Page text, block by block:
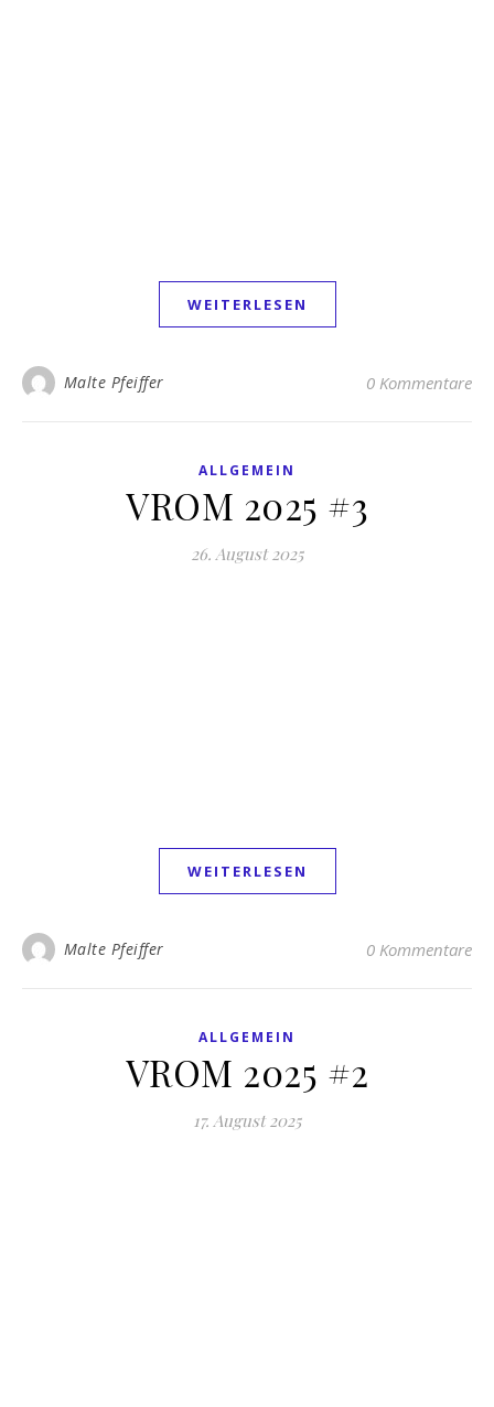
WEITERLESEN
Malte Pfeiffer 0 Kommentare
ALLGEMEIN
VROM 2025 #3
26. August 2025
WEITERLESEN
Malte Pfeiffer 0 Kommentare
ALLGEMEIN
VROM 2025 #2
17. August 2025